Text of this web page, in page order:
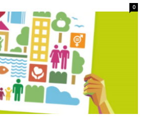
0